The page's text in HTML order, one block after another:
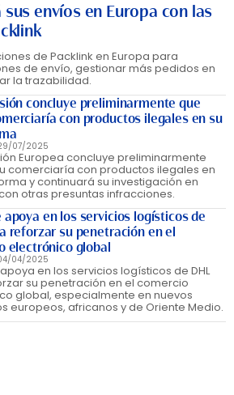
envíos en Europa con las
de Packlink en Europa para
de envío, gestionar más pedidos en
la trazabilidad.
concluye preliminarmente que
con productos ilegales en su
07/2025
Europea concluye preliminarmente
comerciaría con productos ilegales en
y continuará su investigación en
otras presuntas infracciones.
apoya en los servicios logísticos de
reforzar su penetración en el
electrónico global
04/2025
en los servicios logísticos de DHL
su penetración en el comercio
global, especialmente en nuevos
europeos, africanos y de Oriente Medio.